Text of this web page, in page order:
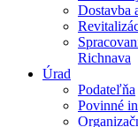
Dostavba
Richnava
Úrad
Podateľňa
Povinné